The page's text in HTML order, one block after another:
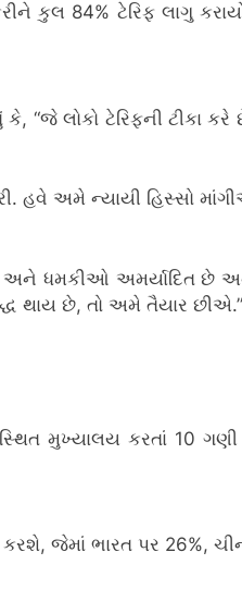
કુલ 84% ટેરિફ લાગુ
કે, “જે લોકો ટેરિફની
હવે અમે ન્યાયી હિસ્સો
અને ધમકીઓ અમર્યાદિત
થાય છે, તો અમે તૈયાર છીએ.”
મુખ્યાલય કરતાં 10 ગણી
જેમાં ભારત પર 26%,